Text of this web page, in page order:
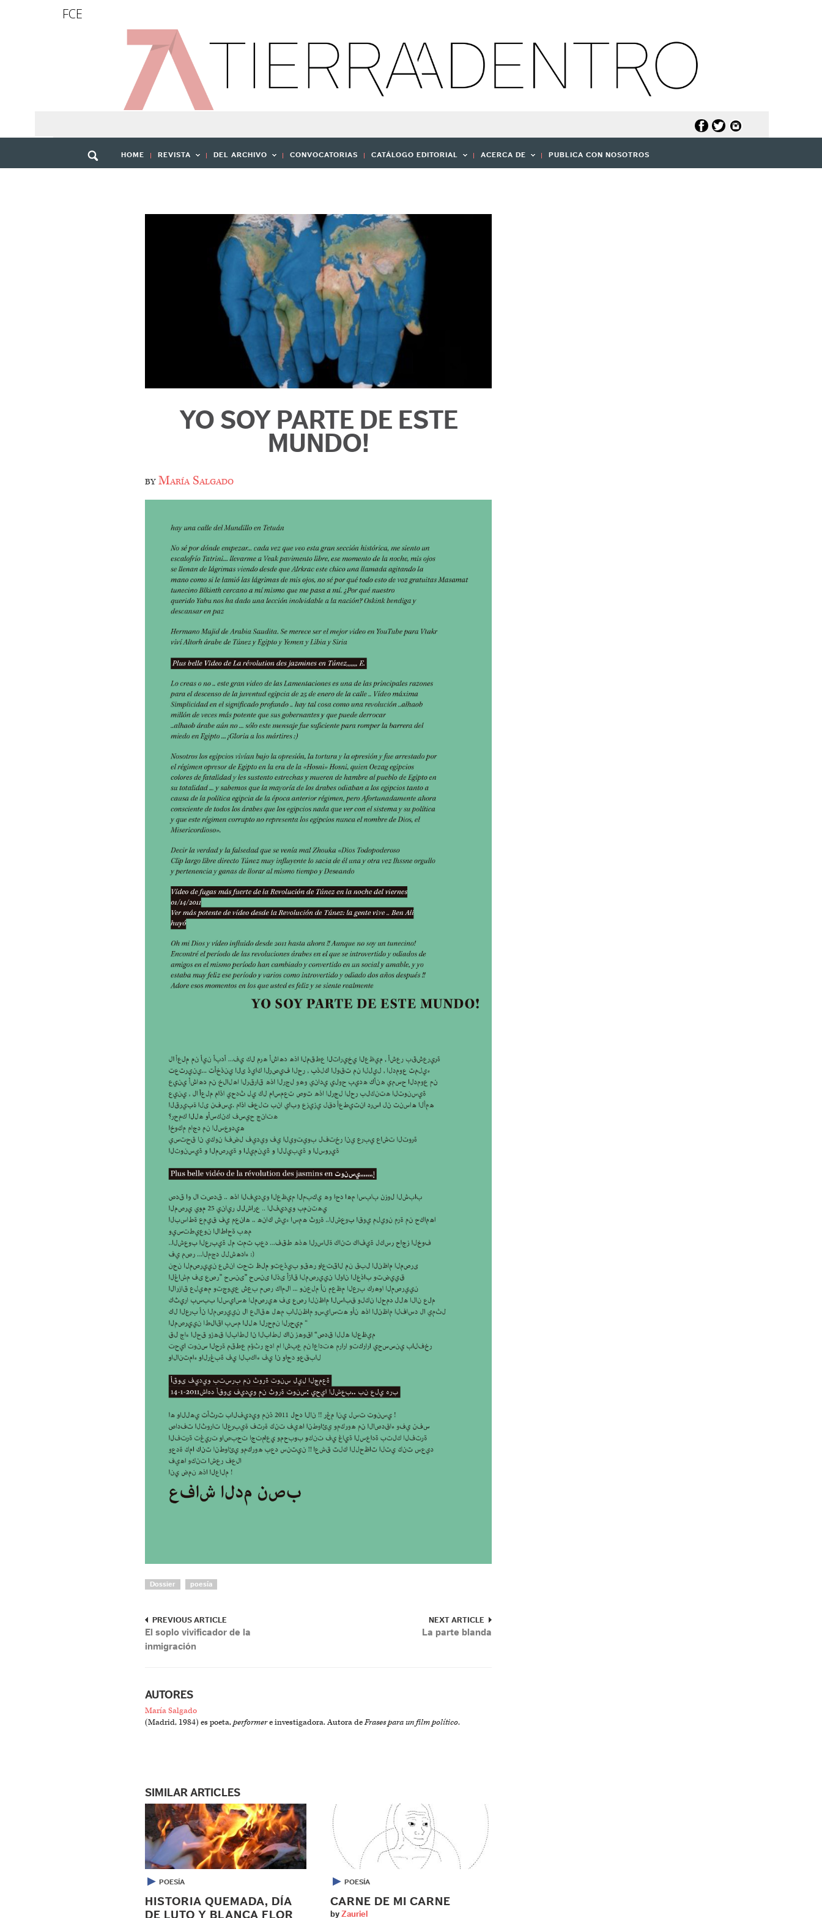
FCE
HOME REVISTA DEL ARCHIVO CONVOCATORIAS CATÁLOGO EDITORIAL ACERCA DE PUBLICA CON NOSOTROS
YO SOY PARTE DE ESTE
MUNDO!
byMaría Salgado
Dossier poesía
PREVIOUS ARTICLE
El soplo vivificador de la
inmigración
NEXT ARTICLE
La parte blanda
AUTORES
María Salgado
(Madrid, 1984) es poeta,performere investigadora. Autora deFrases para un film político.
SIMILAR ARTICLES
▶ POESÍA
HISTORIA QUEMADA, DÍA
DE LUTO Y BLANCA FLOR
▶ POESÍA
CARNE DE MI CARNE
by Zauriel